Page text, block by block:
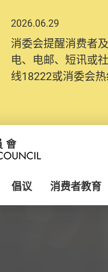
2026.06.29
消委会提醒消费者
电、电邮、短讯或
线18222或消委会热
2025.10.31
为提升使用者体验
消费者需要提供基
纪录将清晰整合于
倡议 消费者教育